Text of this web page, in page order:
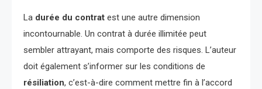
La durée du contrat est une autre dimension
incontournable. Un contrat à durée illimitée peut
sembler attrayant, mais comporte des risques. L’auteur
doit également s’informer sur les conditions de
résiliation, c’est-à-dire comment mettre fin à l’accord